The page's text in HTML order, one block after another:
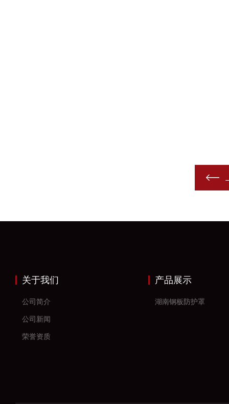
关于我们
公司简介
公司新闻
荣誉资质
产品展示
湖南钢板防护罩